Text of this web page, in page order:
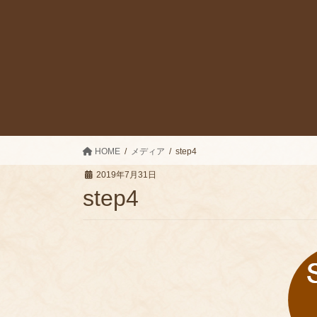
HOME メディア step4
2019年7月31日
step4